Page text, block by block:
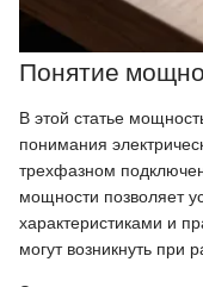
Понятие
В этой статье
понимания
трехфазном
мощности позволяет
характеристиками и
могут возникнуть при